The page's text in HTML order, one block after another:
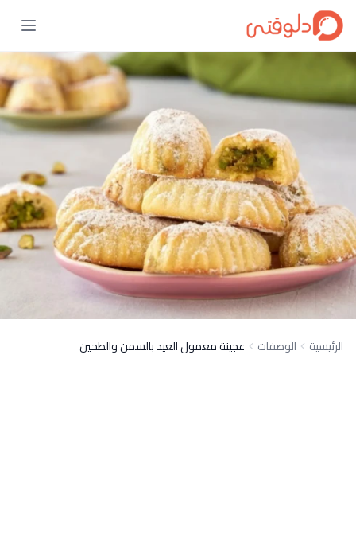
الرئيسية الوصفات عجينة معمول العيد بالسمن والطحين